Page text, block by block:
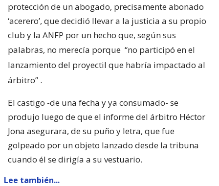
protección de un abogado, precisamente abonado
‘acerero’, que decidió llevar a la justicia a su propio
club y la ANFP por un hecho que, según sus
palabras, no merecía porque “no participó en el
lanzamiento del proyectil que habría impactado al
árbitro” .
El castigo -de una fecha y ya consumado- se
produjo luego de que el informe del árbitro Héctor
Jona asegurara, de su puño y letra, que fue
golpeado por un objeto lanzado desde la tribuna
cuando él se dirigía a su vestuario.
Lee también...